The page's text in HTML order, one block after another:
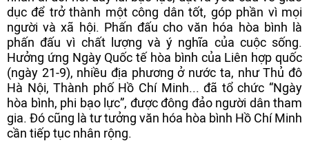
dục để trở thành một công dân tốt, góp phần vì mọi
người và xã hội. Phấn đấu cho văn hóa hòa bình là
phấn đấu vì chất lượng và ý nghĩa của cuộc sống.
Hưởng ứng Ngày Quốc tế hòa bình của Liên hợp quốc
(ngày 21-9), nhiều địa phương ở nước ta, như Thủ đô
Hà Nội, Thành phố Hồ Chí Minh... đã tổ chức “Ngày
hòa bình, phi bạo lực”, được đông đảo người dân tham
gia. Đó cũng là tư tưởng văn hóa hòa bình Hồ Chí Minh
cần tiếp tục nhân rộng.